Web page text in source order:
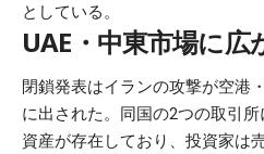
としている。
UAE・中東市場に広
閉鎖発表はイランの攻撃が空港
に出された。同国の2つの取引
資産が存在しており、投資家は